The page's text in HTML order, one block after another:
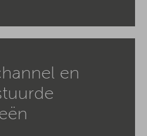
en